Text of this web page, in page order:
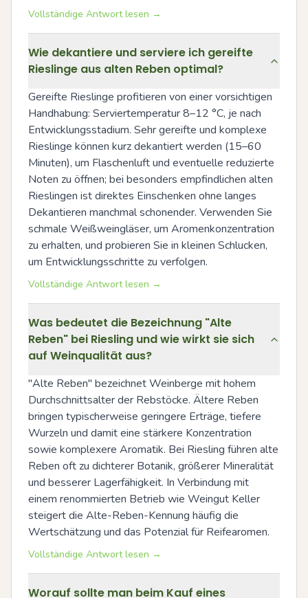
Vollständige Antwort lesen →
Wie dekantiere und serviere ich gereifte
Rieslinge aus alten Reben optimal?
Gereifte Rieslinge profitieren von einer vorsichtigen
Handhabung: Serviertemperatur 8–12 °C, je nach
Entwicklungsstadium. Sehr gereifte und komplexe
Rieslinge können kurz dekantiert werden (15–60
Minuten), um Flaschenluft und eventuelle reduzierte
Noten zu öffnen; bei besonders empfindlichen alten
Rieslingen ist direktes Einschenken ohne langes
Dekantieren manchmal schonender. Verwenden Sie
schmale Weißweingläser, um Aromenkonzentration
zu erhalten, und probieren Sie in kleinen Schlucken,
um Entwicklungsschritte zu verfolgen.
Vollständige Antwort lesen →
Was bedeutet die Bezeichnung "Alte
Reben" bei Riesling und wie wirkt sie sich
auf Weinqualität aus?
"Alte Reben" bezeichnet Weinberge mit hohem
Durchschnittsalter der Rebstöcke. Ältere Reben
bringen typischerweise geringere Erträge, tiefere
Wurzeln und damit eine stärkere Konzentration
sowie komplexere Aromatik. Bei Riesling führen alte
Reben oft zu dichterer Botanik, größerer Mineralität
und besserer Lagerfähigkeit. In Verbindung mit
einem renommierten Betrieb wie Weingut Keller
steigert die Alte-Reben-Kennung häufig die
Wertschätzung und das Potenzial für Reifearomen.
Vollständige Antwort lesen →
Worauf sollte man beim Kauf eines